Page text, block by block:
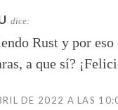
dice:
Rust y por eso
a que sí?
DE 2022 A LAS